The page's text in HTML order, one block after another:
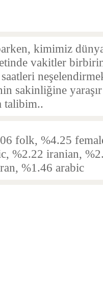
kimimiz
vakitler
sakinliğine
talibim..
folk, %4.25
%2.22 iranian,
%1.46 arabic